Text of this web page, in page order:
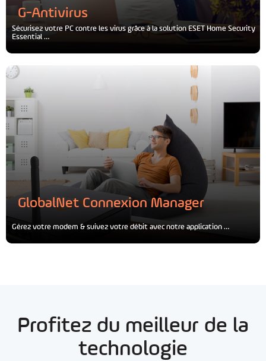
G-Antivirus
Sécurisez votre PC contre les virus grâce à la solution ESET Home Security
Essential …
GlobalNet Connexion Manager
Gérez votre modem & suivez votre débit avec notre application …
Profitez du meilleur de la
technologie